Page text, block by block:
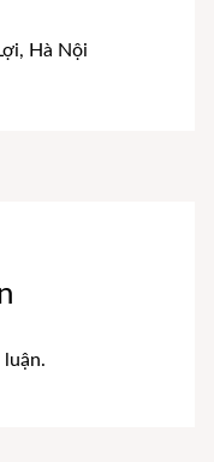
Hà Nội